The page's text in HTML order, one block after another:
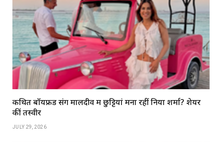
कथित बॉयफ्रेंड संग मालदीव में छुट्टियां मना रहीं निया शर्मा? शेयर
कीं तस्वीरें
JULY 29, 2026